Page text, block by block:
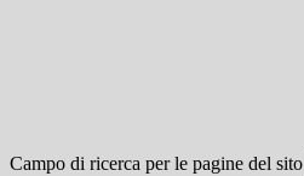
Campo di ricerca per le pagine del sito